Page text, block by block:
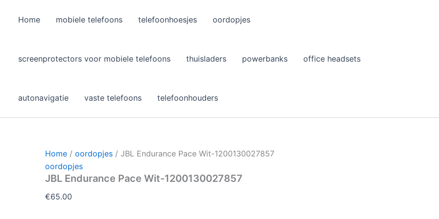
Home mobiele telefoons telefoonhoesjes oordopjes
screenprotectors voor mobiele telefoons thuisladers powerbanks office headsets
autonavigatie vaste telefoons telefoonhouders
Home / oordopjes / JBL Endurance Pace Wit-1200130027857
oordopjes
JBL Endurance Pace Wit-1200130027857
€65.00